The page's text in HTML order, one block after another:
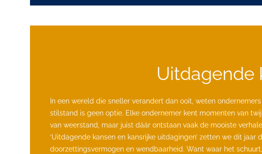
Uitdagende
In een wereld die sneller verandert dan ooit, weten
stilstand is geen optie. Elke ondernemer kent momenten van
van weerstand, maar juist dáár ontstaan vaak de mooiste
‘Uitdagende kansen en kansrijke uitdagingen’ zetten we dit jaar
doorzettingsvermogen en wendbaarheid. Want waar het
gevestigde ondernemers uit om hun verhaal te delen. Over het
bijna misging – en wat ze toen anders gingen doen. Over de
aandiende. Over die klant, dat idee, die ene beslissing die alles
is een ode aan het bouwen in onzekerheid, aan creativiteit